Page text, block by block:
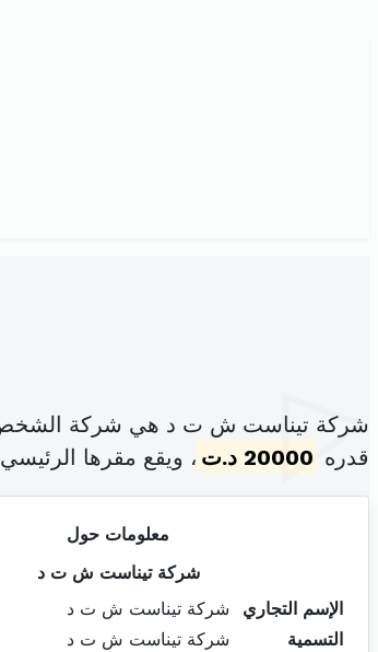
شركة تيناست ش ت د هي شركة الشخص
قدره 20000 د.ت ، ويقع مقرها
معلومات حول
شركة تيناست ش ت د
الإسم التجاري
شركة تيناست ش ت د
التسمية
شركة تيناست ش ت د